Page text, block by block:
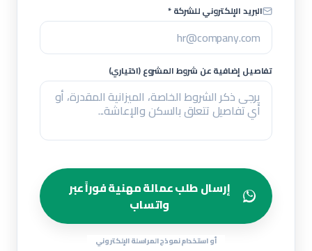
البريد الإلكتروني للشركة *
تفاصيل إضافية عن شروط المشروع (اختياري)
إرسال طلب عمالة مهنية فوراً عبر
واتساب
أو استخدام نموذج المراسلة الإلكتروني